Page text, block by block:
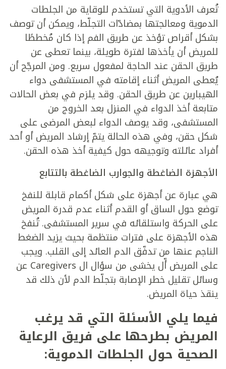
تُعرف الأدوية التي تستخدم للوقاية من الجلطات
الدموية ومعالجتها بمضادّات التجلّط، ويمكن أن توصف
بشكل أقراص تؤخذ عن طريق الفم إذا كان مُخططًا
للمريض أن يأخذها لفترة طويلة، بينما تعطى عن
طريق الحقن عند الحاجة لمفعول سريع. ومن المرجّح أن
يُعطى المريض أثناء إقامته في المستشفى دواء
الهيبارين عن طريق الحقن. وقد يلزم في بعض الحالات
متابعة أخذ الدواء في المنزل بعد الخروج من
المستشفى، وقد يوصف الدواء لبعض المرضى على
شكل حقن، وفي هذه الحالة يتمّ إرشاد المريض أو أحد
أفراد عائلته وتوجيهه حول كيفية أخذ هذه الحقن.
الأجهزة الضاغطة والجوارب الضاغطة بالتتابع
هي عبارة عن أجهزة على شكل أكمام قابلة للنفخ
توضع حول الساق أو القدم أثناء عدم قدرة المريض
على الحركة واستلقائه في سرير المستشفى. تُنفخ
هذه الأجهزة على فترات منتظمة بحيث يزيد الضغط
الناجم عنها من تدفّق الدم العائد إلى القلب. ويجب
على المريض أّل يخشى من سؤال ال Caregivers عن
وسائل تقليل خطر الإصابة بتجلّط الدم لأن ذلك قد
ينقذ حياة المريض.
فيما يلي الأسئلة التي قد يرغب
المريض بطرحها على فريق الرعاية
الصحية حول الجلطات الدموية: